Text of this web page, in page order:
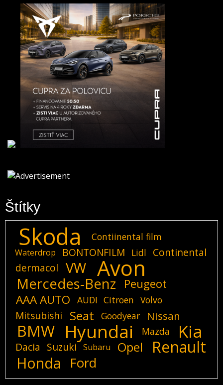
Štítky
Skoda Contiinental film
Waterdrop BONTONFILM Lidl
Continental
dermacol
VW Avon
Mercedes-Benz
Peugeot
AAA AUTO
AUDI Citroen Volvo
Mitsubishi Seat Goodyear Nissan
BMW Hyundai Mazda Kia
Dacia Suzuki Subaru Opel Renault
Honda Ford